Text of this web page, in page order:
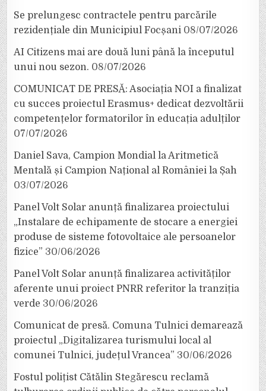
Se prelungesc contractele pentru parcările
rezidențiale din Municipiul Focșani 08/07/2026
AI Citizens mai are două luni până la începutul
unui nou sezon. 08/07/2026
COMUNICAT DE PRESĂ: Asociația NOI a finalizat
cu succes proiectul Erasmus+ dedicat dezvoltării
competențelor formatorilor în educația adulților
07/07/2026
Daniel Sava, Campion Mondial la Aritmetică
Mentală și Campion Național al României la Șah
03/07/2026
Panel Volt Solar anunță finalizarea proiectului
„Instalare de echipamente de stocare a energiei
produse de sisteme fotovoltaice ale persoanelor
fizice” 30/06/2026
Panel Volt Solar anunță finalizarea activităților
aferente unui proiect PNRR referitor la tranziția
verde 30/06/2026
Comunicat de presă. Comuna Tulnici demarează
proiectul „Digitalizarea turismului local al
comunei Tulnici, județul Vrancea” 30/06/2026
Fostul polițist Cătălin Stegărescu reclamă